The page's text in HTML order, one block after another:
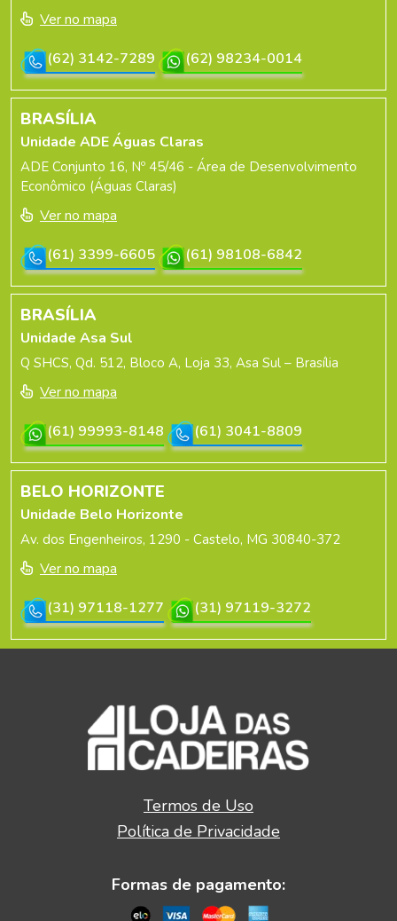
Ver no mapa
(62) 3142-7289
(62) 98234-0014
BRASÍLIA
Unidade ADE Águas Claras
ADE Conjunto 16, Nº 45/46 - Área de Desenvolvimento
Econômico (Águas Claras)
Ver no mapa
(61) 3399-6605
(61) 98108-6842
BRASÍLIA
Unidade Asa Sul
Q SHCS, Qd. 512, Bloco A, Loja 33, Asa Sul – Brasília
Ver no mapa
(61) 99993-8148
(61) 3041-8809
BELO HORIZONTE
Unidade Belo Horizonte
Av. dos Engenheiros, 1290 - Castelo, MG 30840-372
Ver no mapa
(31) 97118-1277
(31) 97119-3272
Termos de Uso
Política de Privacidade
Formas de pagamento: